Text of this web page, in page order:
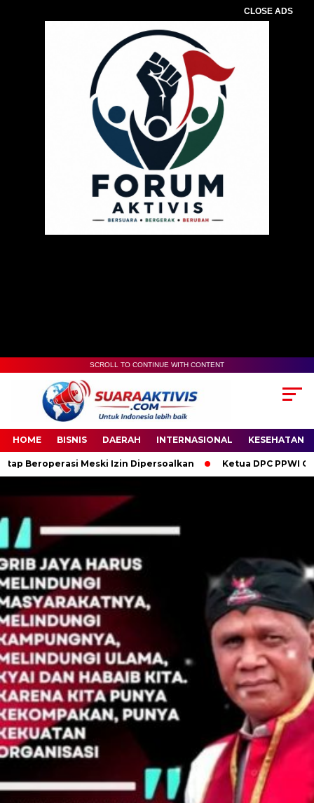
CLOSE ADS
00:00
SCROLL TO CONTINUE WITH CONTENT
HOME BISNIS DAERAH INTERNASIONAL KESEHATAN
Izin Dipersoalkan Ketua DPC PPWI OKI Bersama